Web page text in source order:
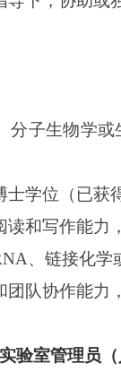
分子生物学或
学位（已获
读和写作能力
、链接化学
队协作能力
验室管理员（